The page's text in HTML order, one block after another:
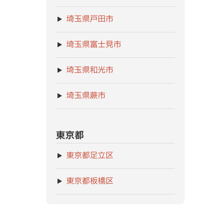
埼玉県戸田市
埼玉県富士見市
埼玉県和光市
埼玉県蕨市
東京都
東京都足立区
東京都板橋区